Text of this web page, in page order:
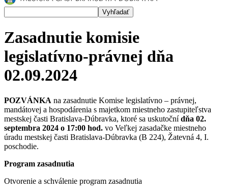
Zasadnutie komisie
legislatívno-právnej dňa
02.09.2024
POZVÁNKA na zasadnutie Komise legislatívno – právnej,
mandátovej a hospodárenia s majetkom miestneho zastupiteľstva
mestskej časti Bratislava-Dúbravka, ktoré sa uskutočnídňa 02.
septembra 2024 o 17:00 hod. vo Veľkej zasadačke miestneho
úradu mestskej časti Bratislava-Dúbravka (B 224), Žatevná 4, I.
poschodie.
Program zasadnutia
Otvorenie a schválenie program zasadnutia